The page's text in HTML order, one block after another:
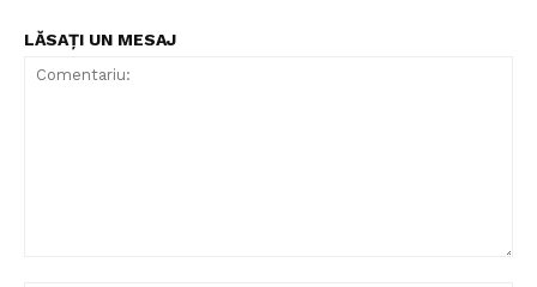
LĂSAȚI UN MESAJ